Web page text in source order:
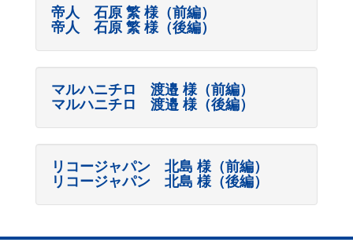
帝人 石原 繁 様（前編）
帝人 石原 繁 様（後編）
マルハニチロ 渡邉 様（前編）
マルハニチロ 渡邉 様（後編）
リコージャパン 北島 様（前編）
リコージャパン 北島 様（後編）